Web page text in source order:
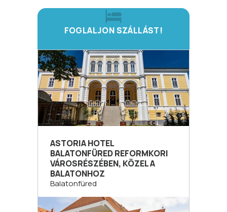
FOGLALJON SZÁLLÁST!
ASTORIA HOTEL
BALATONFÜRED REFORMKORI
VÁROSRÉSZÉBEN, KÖZEL A
BALATONHOZ
Balatonfüred